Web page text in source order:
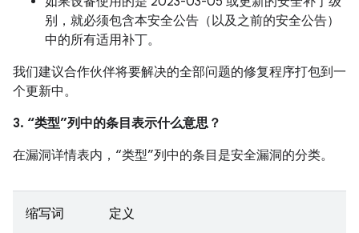
别，就必须包含本安全公告（以及之前的安全公告）
中的所有适用补丁。
我们建议合作伙伴将要解决的全部问题的修复程序打包到一
个更新中。
3. “类型”列中的条目表示什么意思？
在漏洞详情表内，“类型”列中的条目是安全漏洞的分类。
缩写词 定义